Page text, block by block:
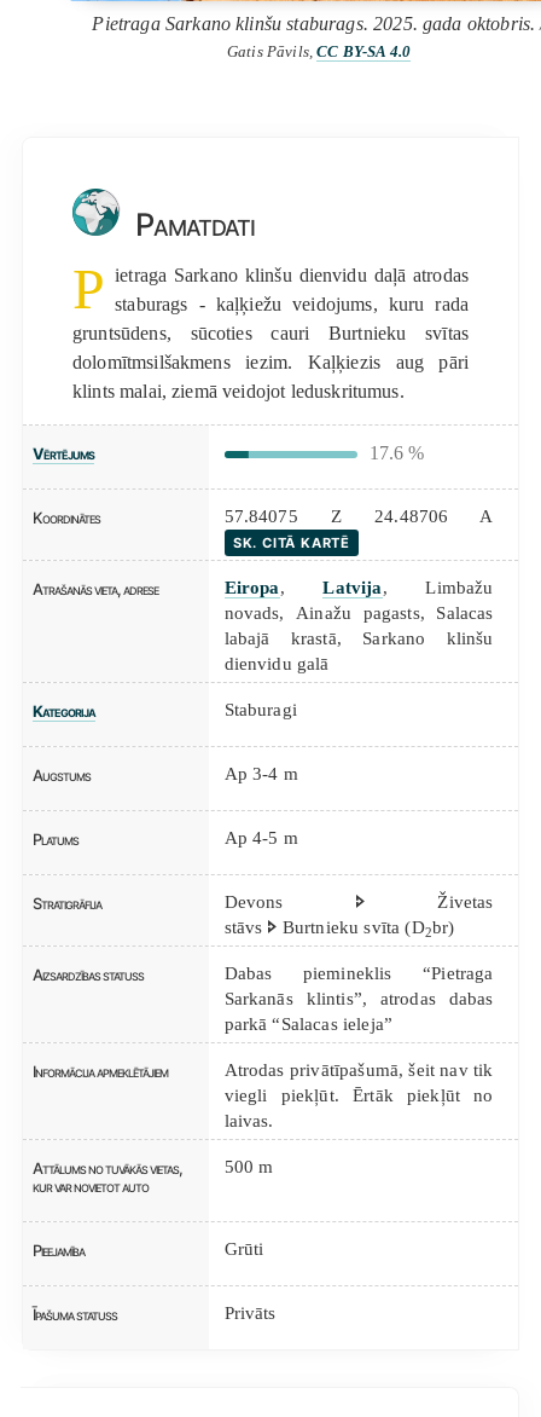
Pietraga Sarkano klinšu staburags. 2025. gada oktobris.
Gatis Pāvils,CC BY-SA 4.0
Pamatdati
P ietraga Sarkano klinšu dienvidu daļā atrodas
staburags - kaļķiežu veidojums, kuru rada
gruntsūdens, sūcoties cauri Burtnieku svītas
dolomītmsilšakmens iezim. Kaļķiezis aug pāri
klints malai, ziemā veidojot leduskritumus.
Vērtējums 17.6 %
Koordinātes 57.84075 Z 24.48706 A
SK. CITĀ KARTĒ
Atrašanās vieta, adrese Eiropa,Latvija, Limbažu
novads, Ainažu pagasts, Salacas
labajā krastā, Sarkano klinšu
dienvidu galā
Kategorija Staburagi
Augstums Ap 3-4 m
Platums Ap 4-5 m
Stratigrāfija
Devons 🢖 Živetas
stāvs 🢖 Burtnieku svīta (D2br)
Aizsardzības statuss
Dabas piemineklis “Pietraga
Sarkanās klintis”, atrodas dabas
parkā “Salacas ieleja”
Informācija apmeklētājiem
Atrodas privātīpašumā, šeit nav tik
viegli piekļūt. Ērtāk piekļūt no
laivas.
Attālums no tuvākās vietas,
kur var novietot auto
500 m
Pieejamība Grūti
Īpašuma statuss Privāts